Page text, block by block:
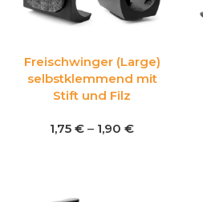
Freischwinger (Large)
selbstklemmend mit
Stift und Filz
1,75 € – 1,90 €